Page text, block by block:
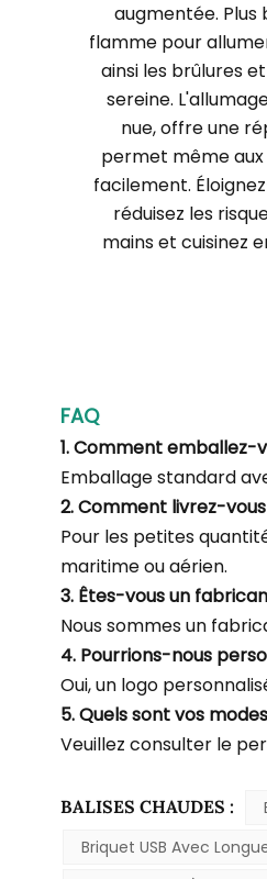
augmentée.
flamme pour
ainsi les brûlures
sereine.
nue, offre une
permet même
facilement.
réduisez les
mains et cuisinez
FAQ
1. Comment emballez-
Emballage standard
2. Comment livrez-
Pour les petites
maritime ou aérien.
3. Êtes-vous un
Nous sommes un
4. Pourrions-nous
Oui, un logo
5. Quels sont vos
Veuillez consulter le
BALISES CHAUDES :
Briquet USB Avec